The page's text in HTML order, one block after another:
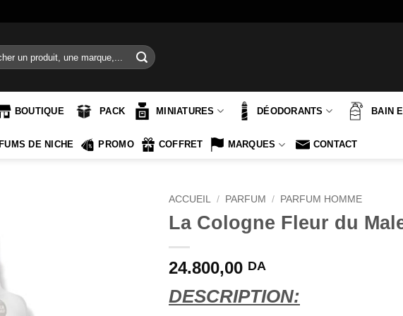
BOUTIQUE PACK MINIATURES DÉODORANTS BAIN
DE NICHE PROMO COFFRET MARQUES CONTACT
ACCUEIL / PARFUM / PARFUM HOMME
La Cologne Fleur du
24.800,00 DA
DESCRIPTION: